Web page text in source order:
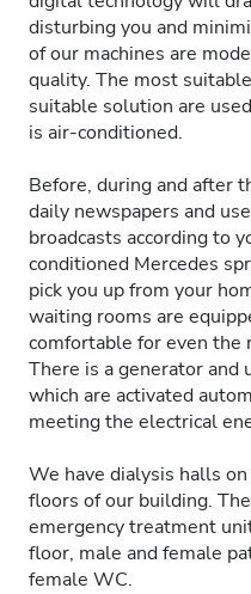
disturbing you and
of our machines are
quality. The most
suitable solution are
is air-conditioned.
Before, during and after
daily newspapers and
broadcasts according to
conditioned Mercedes
pick you up from your
waiting rooms are
comfortable for even the
There is a generator
which are activated
meeting the electrical
We have dialysis halls
floors of our building.
emergency treatment
floor, male and female
female WC.